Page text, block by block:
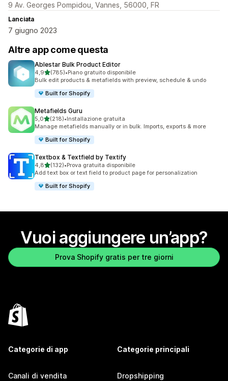
9 Av. Georges Pompidou, Vannes, 56000, FR
Lanciata
7 giugno 2023
Altre app come questa
Ablestar Bulk Product Editor
4,9stelle su 5
(785)
785 recensioni totali
•Piano gratuito disponibile
Bulk edit products & metafields with preview, schedule & undo
Built for Shopify
Metafields Guru
5,0stelle su 5
(218)
218 recensioni totali
•Installazione gratuita
Manage metafields manually or in bulk. Imports, exports & more
Built for Shopify
Textbox & Textfield by Textify
4,8stelle su 5
(132)
132 recensioni totali
•Prova gratuita disponibile
Add text box or text field to product page for personalization
Built for Shopify
Vuoi aggiungere un’app?
Prova Shopify gratis per tre giorni
Categorie di app
Canali di vendita
Categorie principali
Dropshipping